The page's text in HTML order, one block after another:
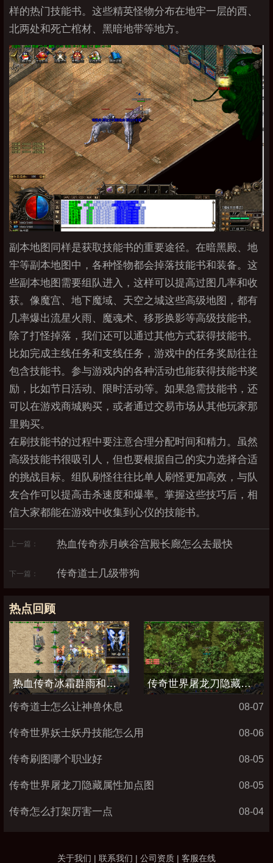
样的热门技能书。这些精英怪物分布在地牢一层的西、
北两处和死亡棺材、黑暗地带等地方。
副本地图同样是获取技能书的重要途径。在暗黑殿、地
牢等副本地图中，各种怪物都会掉落技能书和装备。这
些副本地图需要组队进入，这样可以提高过图几率和收
获。像魔宫、地下魔域、天空之城这些高级地图，都有
几率爆出流星火雨、魔魂术、移形换影等高级技能书。
除了打怪掉落，我们还可以通过其他方式获得技能书。
比如完成主线任务和支线任务，游戏中的任务奖励往往
包含技能书。参与游戏内的各种活动也能获得技能书奖
励，比如节日活动、限时活动等。如果急需技能书，还
可以在游戏商城购买，或者通过交易市场从其他玩家那
里购买。
在刷技能书的过程中要注意合理分配时间和精力。虽然
高级技能书很吸引人，但也要根据自己的实力选择合适
的挑战目标。组队刷怪往往比单人刷怪更加高效，与队
友合作可以提高击杀速度和爆率。掌握这些技巧后，相
信大家都能在游戏中收集到心仪的技能书。
上一篇： 热血传奇赤月峡谷宫殿长廊怎么去最快
下一篇： 传奇道士几级带狗
热点回顾
热血传奇冰霜群雨和流星火雨哪个厉害 传奇世界屠龙刀隐藏属性加点图
传奇道士怎么让神兽休息 08-07
传奇世界妖士妖丹技能怎么用 08-06
传奇刷图哪个职业好 08-05
传奇世界屠龙刀隐藏属性加点图 08-05
传奇怎么打架厉害一点 08-04
关于我们 | 联系我们 | 公司资质 | 客服在线